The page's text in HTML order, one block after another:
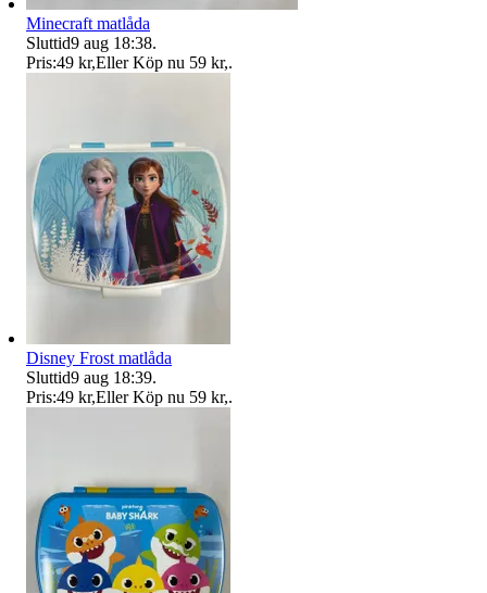
Minecraft matlåda
Sluttid9 aug 18:38.
Pris:49 kr,Eller Köp nu 59 kr,.
Disney Frost matlåda
Sluttid9 aug 18:39.
Pris:49 kr,Eller Köp nu 59 kr,.